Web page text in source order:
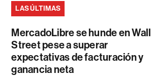
LAS ÚLTIMAS
MercadoLibre se hunde en Wall
Street pese a superar
expectativas de facturación y
ganancia neta